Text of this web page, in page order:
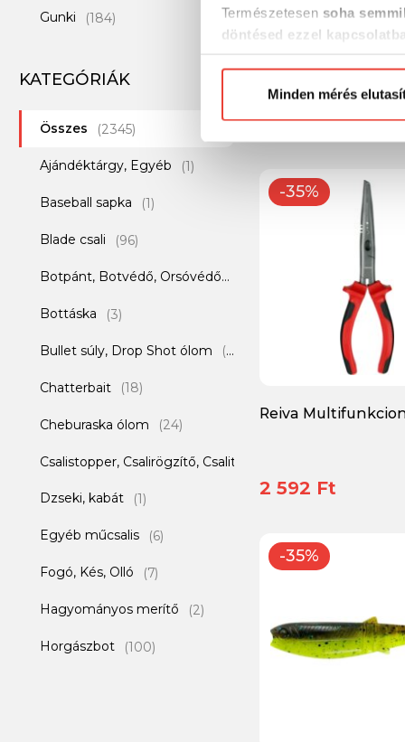
Természetesen soha
döntésed ezzel
Előre is köszönjük!
Minden mérés
Gunki (184)
Iron Claw (65)
Jackall (5)
Jadabo (2)
Keitech (137)
Lurefans (26)
Major Craft (8)
Megabass (55)
Meiho (7)
Mepps (3)
MFF (3)
Mike's Wobbler Manufaktúra
Mitchell (1)
Molix (37)
Monkey Lures (22)
Mustad (29)
KATEGÓRIÁK
Összes (2345)
Ajándéktárgy, Egyéb (1)
Baseball sapka (1)
Blade csali (96)
Botpánt, Botvédő, Orsóvédő
Bottáska (3)
Bullet súly, Drop Shot ólom (7)
Chatterbait (18)
Cheburaska ólom (24)
Csalistopper, Csalirögzítő, Csalitüske
Dzseki, kabát (1)
Egyéb műcsalis (6)
Fogó, Kés, Olló (7)
Hagyományos merítő (2)
Horgászbot (100)
chatterbait
3 354 Ft
-35%
Reiva
2 592 Ft
-35%